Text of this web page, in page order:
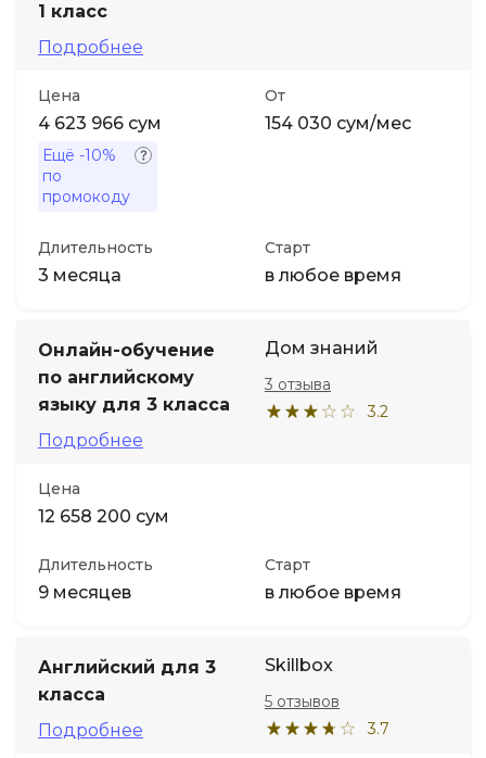
1 класс
Подробнее
Цена
4 623 966 сум
Ещё -10%
по
промокоду
От
154 030 сум/мес
Длительность
3 месяца
Старт
в любое время
Онлайн-обучение
по английскому
языку для 3 класса
Подробнее
Дом знаний
3.2
3 отзыва
Цена
12 658 200 сум
Длительность
9 месяцев
Старт
в любое время
Английский для 3
класса
Подробнее
Skillbox
3.7
5 отзывов